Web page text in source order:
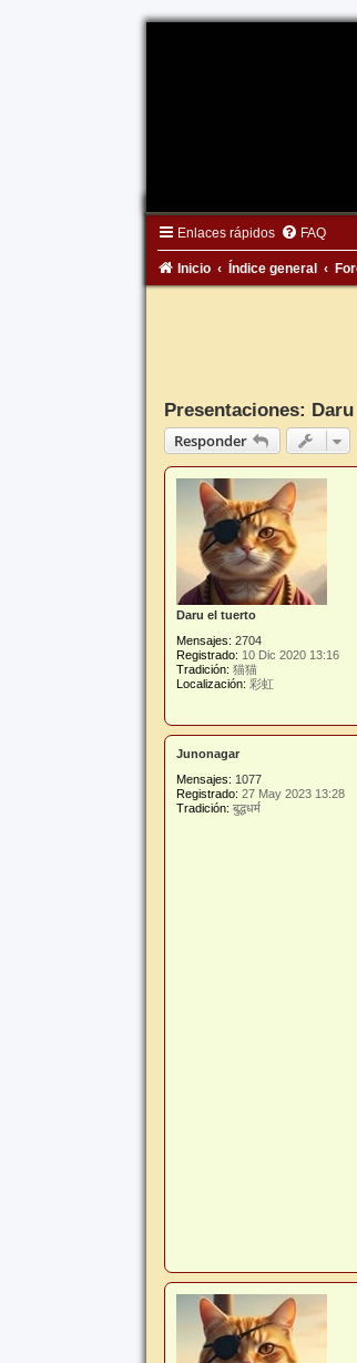
Enlaces rápidos FAQ
Inicio Índice general
Presentaciones:
Responder
Daru el tuerto
Mensajes: 2704
Registrado: 10 Dic 2020 13:16
Tradición: 猫猫
Localización: 彩虹
Junonagar
Mensajes: 1077
Registrado: 27 May 2023 13:28
Tradición: बुद्धधर्म